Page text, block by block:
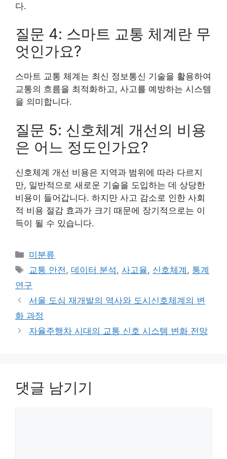
다.
질문 4: 스마트 교통 체계란 무
엇인가요?
스마트 교통 체계는 최신 정보통신 기술을 활용하여
교통의 흐름을 최적화하고, 사고를 예방하는 시스템
을 의미합니다.
질문 5: 신호체계 개선의 비용
은 어느 정도인가요?
신호체계 개선 비용은 지역과 범위에 따라 다르지
만, 일반적으로 새로운 기술을 도입하는 데 상당한
비용이 들어갑니다. 하지만 사고 감소로 인한 사회
적 비용 절감 효과가 크기 때문에 장기적으로는 이
득이 될 수 있습니다.
카
테
리
미분류
태
그
교통 안전 ,데이터 분석 ,사고율, 신호체계 , 통계
연구
서울 도심 재개발의 역사와 도시신호체계의 변
화 과정
자율주행차 시대의 교통 신호 시스템 변화 전망
댓글 남기기